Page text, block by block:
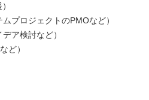
プロジェクトのPMOなど）
ア検討など）
ど）